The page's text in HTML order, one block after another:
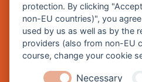
So funktioniert
Inhalte von
protection. By clicking
non-EU countries)", you
used by us as well as by the
providers (also from non-EU
course, change your cookie
Necessary